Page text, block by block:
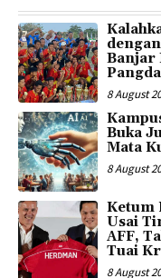
Banjar
8 August
Buka
Mata
8 August
Ketum
Usai
AFF,
Tuai
8 August